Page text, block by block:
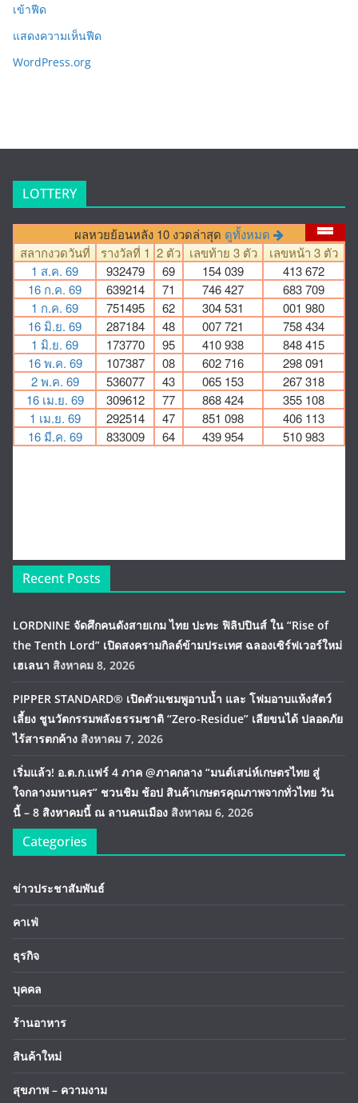
เข้าฟีด
แสดงความเห็นฟีด
WordPress.org
LOTTERY
Recent Posts
LORDNINE จัดศึกคนดังสายเกม ไทย ปะทะ ฟิลิปปินส์ ใน “Rise of
the Tenth Lord” เปิดสงครามกิลด์ข้ามประเทศ ฉลองเซิร์ฟเวอร์ใหม่
เฮเลนา สิงหาคม 8, 2026
PIPPER STANDARD® เปิดตัวแชมพูอาบน้ำ และ โฟมอาบแห้งสัตว์
เลี้ยง ชูนวัตกรรมพลังธรรมชาติ “Zero-Residue” เลียขนได้ ปลอดภัย
ไร้สารตกค้าง สิงหาคม 7, 2026
เริ่มแล้ว! อ.ต.ก.แฟร์ 4 ภาค @ภาคกลาง “มนต์เสน่ห์เกษตรไทย สู่
ใจกลางมหานคร” ชวนชิม ช้อป สินค้าเกษตรคุณภาพจากทั่วไทย วัน
นี้ – 8 สิงหาคมนี้ ณ ลานคนเมือง สิงหาคม 6, 2026
Categories
ข่าวประชาสัมพันธ์
คาเฟ่
ธุรกิจ
บุคคล
ร้านอาหาร
สินค้าใหม่
สุขภาพ – ความงาม